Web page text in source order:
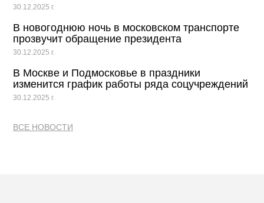
30.12.2025 г.
В новогоднюю ночь в московском транспорте
прозвучит обращение президента
30.12.2025 г.
В Москве и Подмосковье в праздники
изменится график работы ряда соцучреждений
30.12.2025 г.
ВСЕ НОВОСТИ